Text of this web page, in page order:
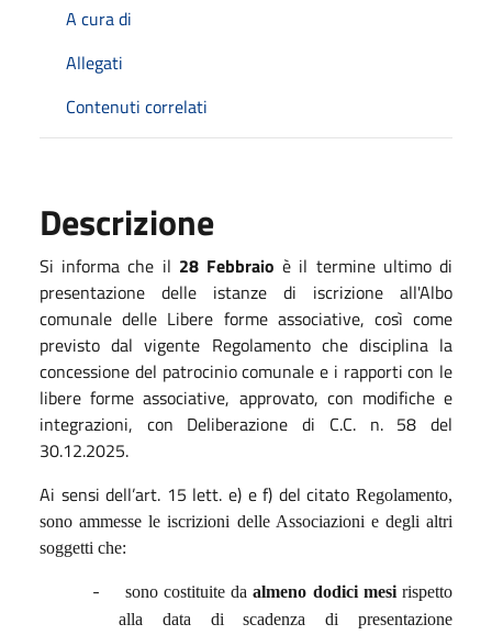
A cura di
Allegati
Contenuti correlati
Descrizione
Si informa che il 28 Febbraio è il termine ultimo di
presentazione delle istanze di iscrizione all'Albo
comunale delle Libere forme associative, così come
previsto dal vigente Regolamento che disciplina la
concessione del patrocinio comunale e i rapporti con le
libere forme associative, approvato, con modifiche e
integrazioni, con Deliberazione di C.C. n. 58 del
30.12.2025.
Ai sensi dell’art. 15 lett. e) e f) del citato Regolamento,
sono ammesse le iscrizioni delle Associazioni e degli altri
soggetti che:
- sono costituite daalmeno dodici mesirispetto
alla data di scadenza di presentazione